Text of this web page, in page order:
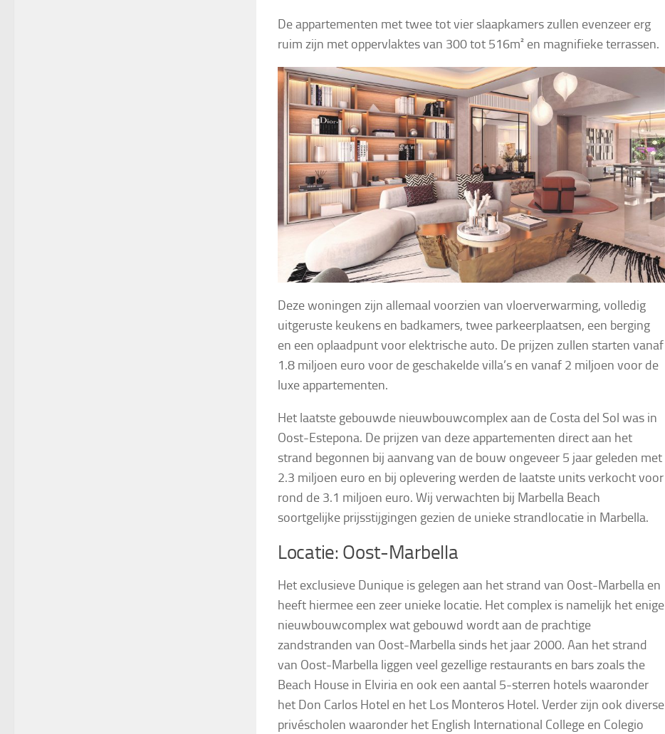
De appartementen met twee tot vier slaapkamers zullen evenzeer erg
ruim zijn met oppervlaktes van 300 tot 516m² en magnifieke terrassen.
Deze woningen zijn allemaal voorzien van vloerverwarming, volledig
uitgeruste keukens en badkamers, twee parkeerplaatsen, een berging
en een oplaadpunt voor elektrische auto. De prijzen zullen starten vanaf
1.8 miljoen euro voor de geschakelde villa’s en vanaf 2 miljoen voor de
luxe appartementen.
Het laatste gebouwde nieuwbouwcomplex aan de Costa del Sol was in
Oost-Estepona. De prijzen van deze appartementen direct aan het
strand begonnen bij aanvang van de bouw ongeveer 5 jaar geleden met
2.3 miljoen euro en bij oplevering werden de laatste units verkocht voor
rond de 3.1 miljoen euro. Wij verwachten bij Marbella Beach
soortgelijke prijsstijgingen gezien de unieke strandlocatie in Marbella.
Locatie: Oost-Marbella
Het exclusieve Dunique is gelegen aan het strand van Oost-Marbella en
heeft hiermee een zeer unieke locatie. Het complex is namelijk het enige
nieuwbouwcomplex wat gebouwd wordt aan de prachtige
zandstranden van Oost-Marbella sinds het jaar 2000. Aan het strand
van Oost-Marbella liggen veel gezellige restaurants en bars zoals the
Beach House in Elviria en ook een aantal 5-sterren hotels waaronder
het Don Carlos Hotel en het Los Monteros Hotel. Verder zijn ook diverse
privéscholen waaronder het English International College en Colegio